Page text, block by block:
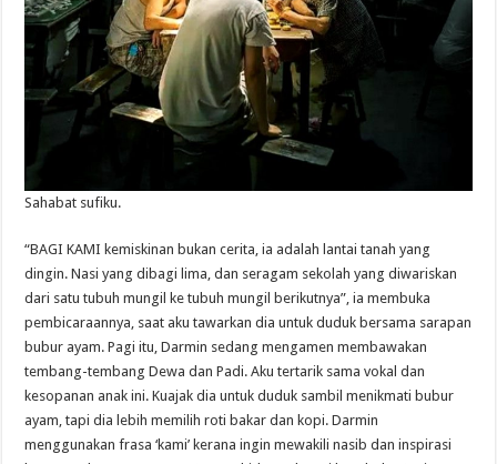
Sahabat sufiku.
“BAGI KAMI kemiskinan bukan cerita, ia adalah lantai tanah yang
dingin. Nasi yang dibagi lima, dan seragam sekolah yang diwariskan
dari satu tubuh mungil ke tubuh mungil berikutnya”, ia membuka
pembicaraannya, saat aku tawarkan dia untuk duduk bersama sarapan
bubur ayam. Pagi itu, Darmin sedang mengamen membawakan
tembang-tembang Dewa dan Padi. Aku tertarik sama vokal dan
kesopanan anak ini. Kuajak dia untuk duduk sambil menikmati bubur
ayam, tapi dia lebih memilih roti bakar dan kopi. Darmin
menggunakan frasa ‘kami’ kerana ingin mewakili nasib dan inspirasi